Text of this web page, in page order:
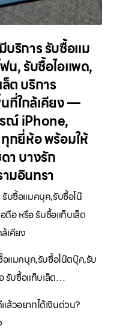
บริการ รับซื้อแม
น, รับซื้อไอแพด,
ต บริการ
ที่ใกล้เคียง —
ณ์ iPhone,
กยี่ห้อ พร้อมให้
า บางรัก
มอินทรา
บซื้อแมคบุค,รับซื้อโน๊
ถือ หรือ รับซื้อแท็บเล็ต
เคียง
อแมคบุค,รับซื้อโน๊ตบุ๊ค,รับ
รับซื้อแท็บเล็ต…
ล้วอยากได้เงินด่วน?